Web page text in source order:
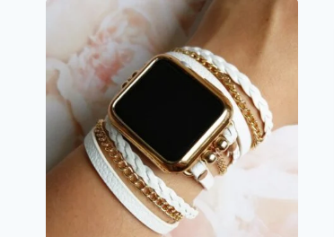
plus
récent
au
ancien